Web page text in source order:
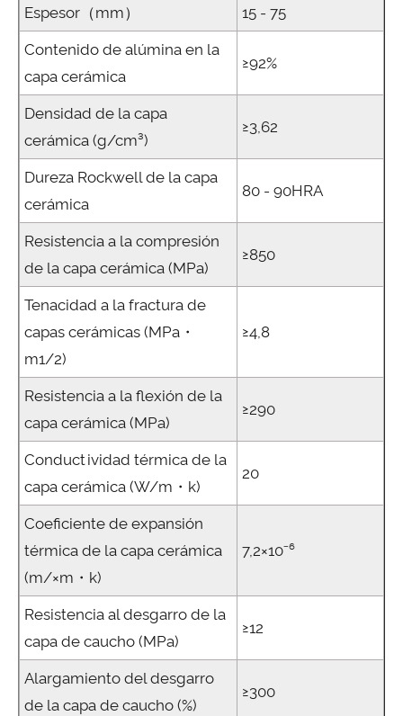
Espesor（mm） 15 - 75
Contenido de alúmina en la
capa cerámica
≥92%
Densidad de la capa
cerámica (g/cm³)
≥3,62
Dureza Rockwell de la capa
cerámica
80 - 90HRA
Resistencia a la compresión
de la capa cerámica (MPa)
≥850
Tenacidad a la fractura de
capas cerámicas (MPa・
m1/2)
≥4,8
Resistencia a la flexión de la
capa cerámica (MPa)
≥290
Conductividad térmica de la
capa cerámica (W/m・k)
20
Coeficiente de expansión
térmica de la capa cerámica
(m/×m・k)
7,2×10⁻⁶
Resistencia al desgarro de la
capa de caucho (MPa)
≥12
Alargamiento del desgarro
de la capa de caucho (%)
≥300